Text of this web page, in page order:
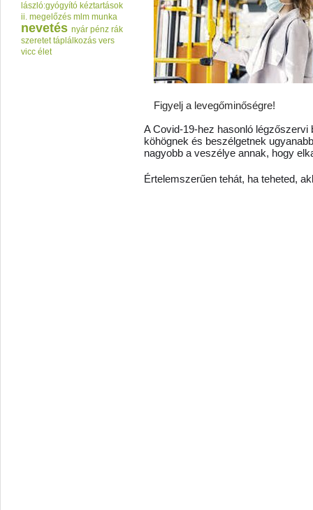
lászló:gyógyító kéztartások
ii. megelőzés mlm munka
nevetés nyár pénz rák
szeretet táplálkozás vers
vicc élet
Figyelj a levegőminőségre!
A Covid-19-hez hasonló légzőszervi
köhögnek és beszélgetnek
nagyobb a veszélye annak, hogy
Értelemszerűen tehát, ha teheted,